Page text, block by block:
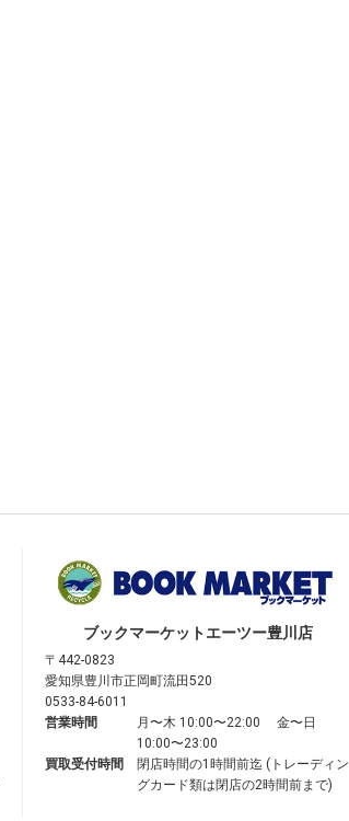
ブックマーケットエーツー豊川店
〒442-0823
愛知県豊川市正岡町流田520
0533-84-6011
営業時間
月〜木 10:00〜22:00 金〜日
10:00〜23:00
買取受付時間
閉店時間の1時間前迄 (トレーディン
グカード類は閉店の2時間前まで)